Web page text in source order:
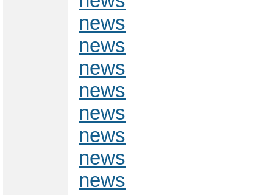
news
news
news
news
news
news
news
news